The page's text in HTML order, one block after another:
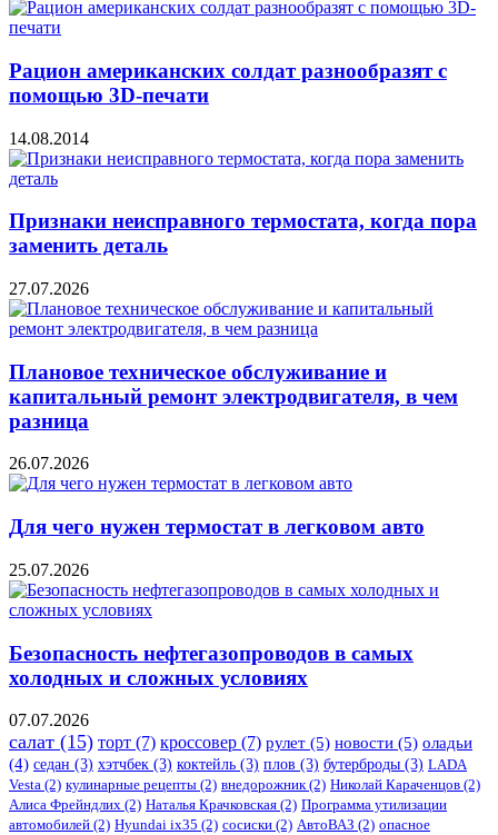
Рацион американских солдат разнообразят с
помощью 3D-печати
14.08.2014
Признаки неисправного термостата, когда пора
заменить деталь
27.07.2026
Плановое техническое обслуживание и
капитальный ремонт электродвигателя, в чем
разница
26.07.2026
Для чего нужен термостат в легковом авто
25.07.2026
Безопасность нефтегазопроводов в самых
холодных и сложных условиях
07.07.2026
салат (15) торт (7) кроссовер (7) рулет (5) новости (5) оладьи
(4) седан (3) хэтчбек (3) коктейль (3) плов (3) бутерброды (3) LADA
Vesta (2) кулинарные рецепты (2) внедорожник(2) Николай Караченцов (2)
Алиса Фрейндлих (2) Наталья Крачковская (2) Программа утилизации
автомобилей (2) ​Hyundai ix35 (2) сосиски (2) АвтоВАЗ (2) опасное